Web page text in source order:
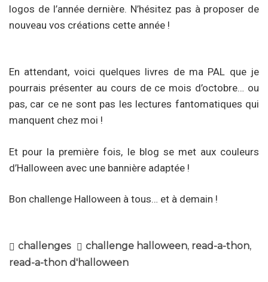
logos de l’année dernière. N’hésitez pas à proposer de
nouveau vos créations cette année !
En attendant, voici quelques livres de ma PAL que je
pourrais présenter au cours de ce mois d’octobre… ou
pas, car ce ne sont pas les lectures fantomatiques qui
manquent chez moi !
Et pour la première fois, le blog se met aux couleurs
d’Halloween avec une bannière adaptée !
Bon challenge Halloween à tous… et à demain !
challenges challenge halloween, read-a-thon,
read-a-thon d'halloween